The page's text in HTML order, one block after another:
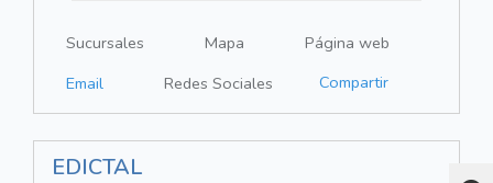
Sucursales Mapa
Página web
Email
Redes Sociales Compartir
EDICTAL